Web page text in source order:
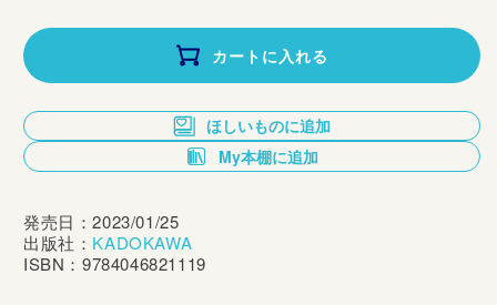
価
格
カートに入れる
ほしいものに追加
My本棚に追加
発売日：2023/01/25
出版社： KADOKAWA
ISBN：9784046821119